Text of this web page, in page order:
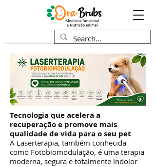
Tecnologia que acelera a
recuperação e promove mais
qualidade de vida para o seu pet
A Laserterapia, também conhecida
como Fotobiomodulação, é uma terapia
moderna, segura e totalmente indolor